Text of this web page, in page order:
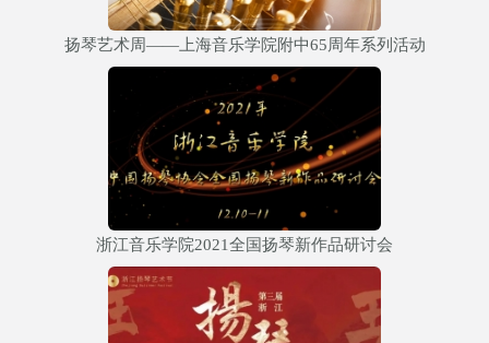
扬琴艺术周——上海音乐学院附中65周年系列活动
浙江音乐学院2021全国扬琴新作品研讨会